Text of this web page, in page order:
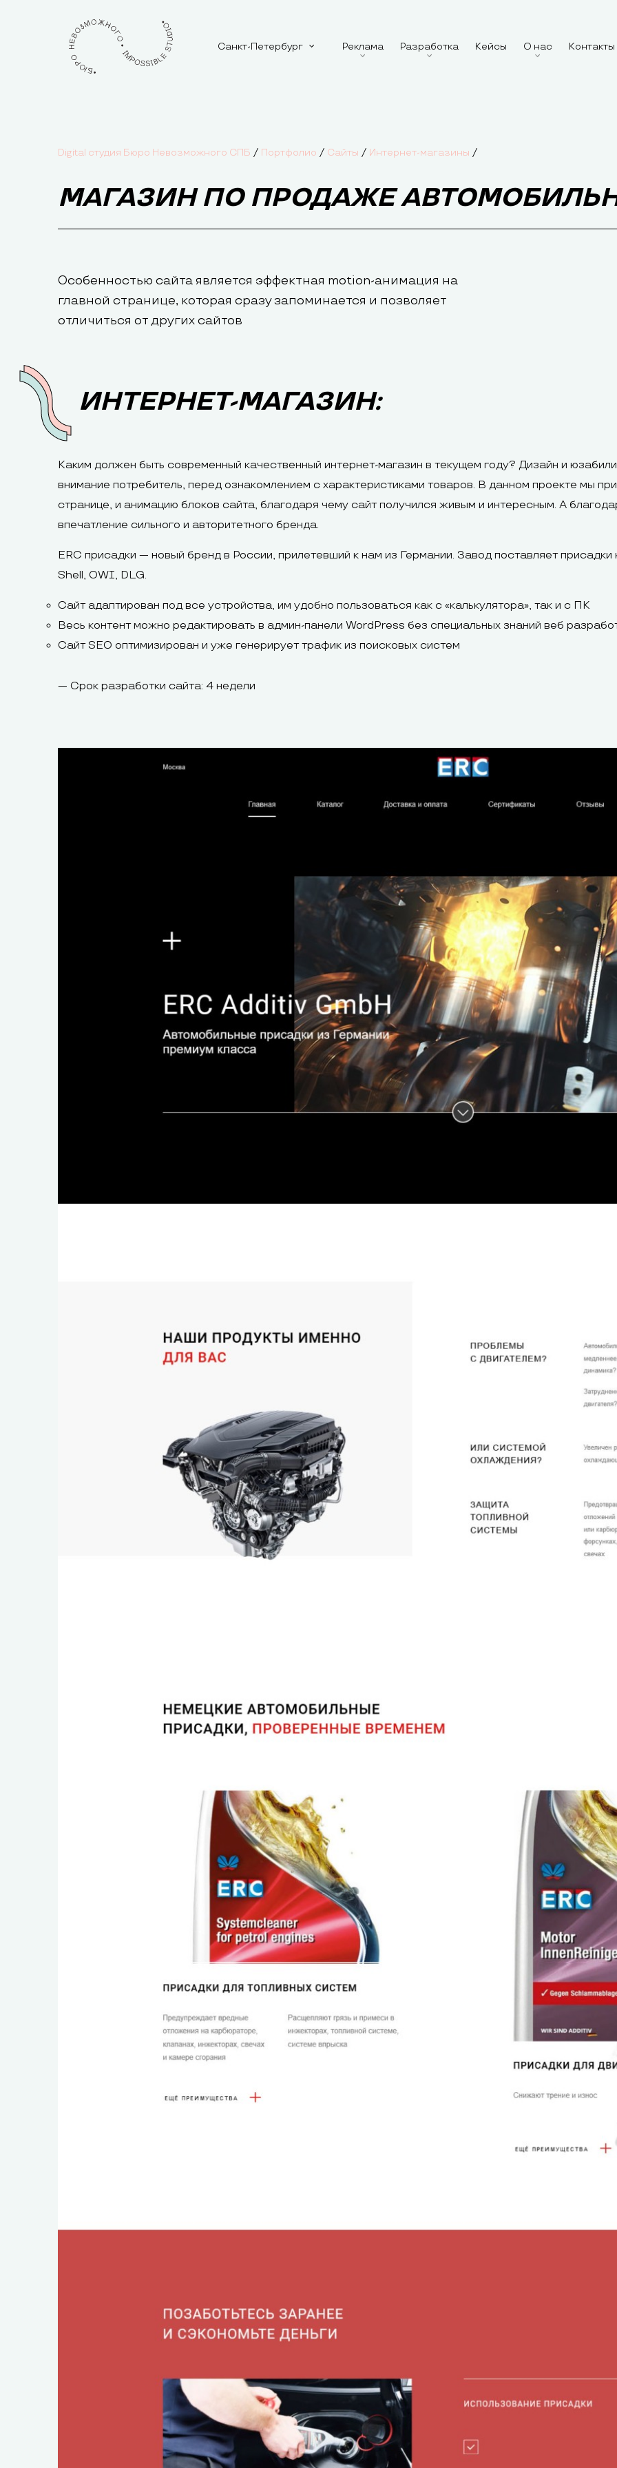
Санкт-Петербург Реклама Разработка Кейсы О нас Контакты
Digital студия Бюро Невозможного СПБ / Портфолио / Сайты / Интернет-магазины /
МАГАЗИН ПО ПРОДАЖЕ
Особенностью сайта является эффектная motion-анимация на
главной странице, которая сразу запоминается и позволяет
отличиться от других сайтов
ИНТЕРНЕТ-МАГАЗИН:
Каким должен быть современный качественный интернет-магазин в текущем году? Дизайн и
внимание потребитель, перед ознакомлением с характеристиками товаров. В данном проекте мы
странице, и анимацию блоков сайта, благодаря чему сайт получился живым и интересным. А
впечатление сильного и авторитетного бренда.
ERC присадки — новый бренд в России, прилетевший к нам из Германии. Завод поставляет присадки
Shell, OWI, DLG.
Сайт адаптирован под все устройства, им удобно пользоваться как с «калькулятора», так и с ПК
Весь контент можно редактировать в админ-панели WordPress без специальных знаний веб
Сайт SEO оптимизирован и уже генерирует трафик из поисковых систем
— Срок разработки сайта: 4 недели